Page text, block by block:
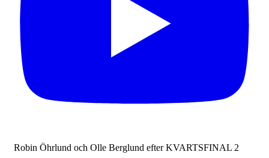
Robin Öhrlund och Olle Berglund efter KVARTSFINAL 2